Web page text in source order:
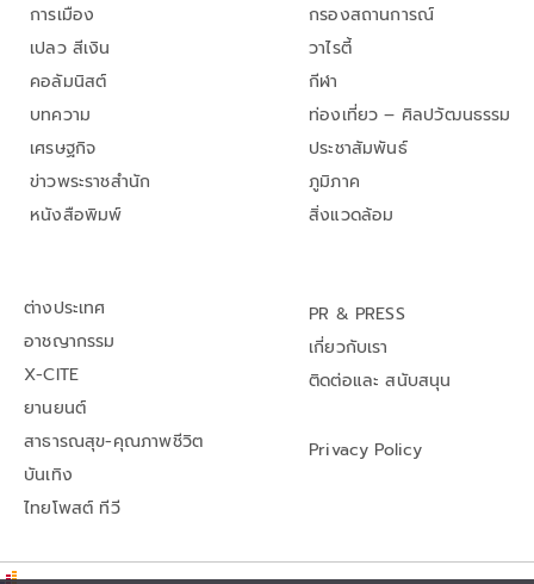
การเมือง
เปลว สีเงิน
คอลัมนิสต์
บทความ
เศรษฐกิจ
ข่าวพระราชสำนัก
หนังสือพิมพ์
กรองสถานการณ์
วาไรตี้
กีฬา
ท่องเที่ยว – ศิลปวัฒนธรรม
ประชาสัมพันธ์
ภูมิภาค
สิ่งแวดล้อม
ต่างประเทศ
อาชญากรรม
X-CITE
ยานยนต์
สาธารณสุข-คุณภาพชีวิต
บันเทิง
ไทยโพสต์ ทีวี
PR & PRESS
เกี่ยวกับเรา
ติดต่อและ สนับสนุน
Privacy Policy